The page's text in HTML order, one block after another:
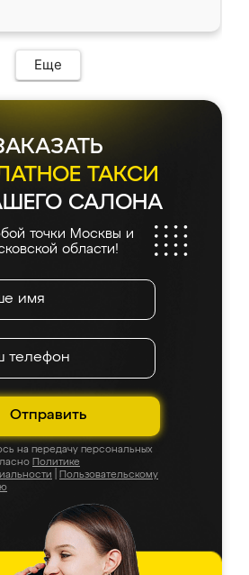
Еще
ТАКСИ
САЛОНА
точки Москвы и
области!
Отправить
на передачу персональных
Политике
Пользовательскому